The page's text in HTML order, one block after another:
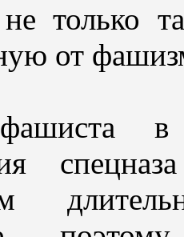
только
от